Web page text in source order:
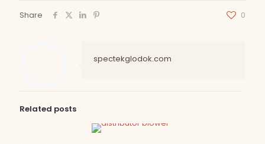
Share 0
spectekglodok.com
Related posts